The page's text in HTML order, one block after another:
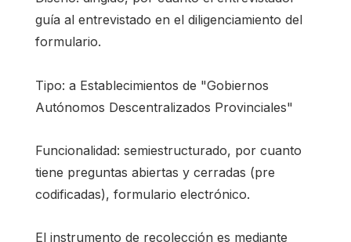
guía al entrevistado en el diligenciamiento del
formulario.
Tipo: a Establecimientos de "Gobiernos
Autónomos Descentralizados Provinciales"
Funcionalidad: semiestructurado, por cuanto
tiene preguntas abiertas y cerradas (pre
codificadas), formulario electrónico.
El instrumento de recolección es mediante